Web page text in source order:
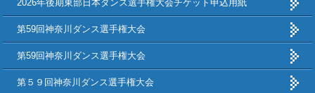
2026年後期東部日本ダンス選手権大会チケット申込用紙
第59回神奈川ダンス選手権大会
第59回神奈川ダンス選手権大会
第５９回神奈川ダンス選手権大会